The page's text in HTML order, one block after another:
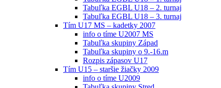
Tabuľka EGBL U18 – 2. turnaj
Tabuľka EGBL U18 – 3. turnaj
Tím U17 MS – kadetky 2007
info o tíme U2007 MS
Tabuľka skupiny Západ
Tabuľka skupiny o 9.-16.m
Rozpis zápasov U17
Tím U15 – staršie žiačky 2009
info o tíme U2009